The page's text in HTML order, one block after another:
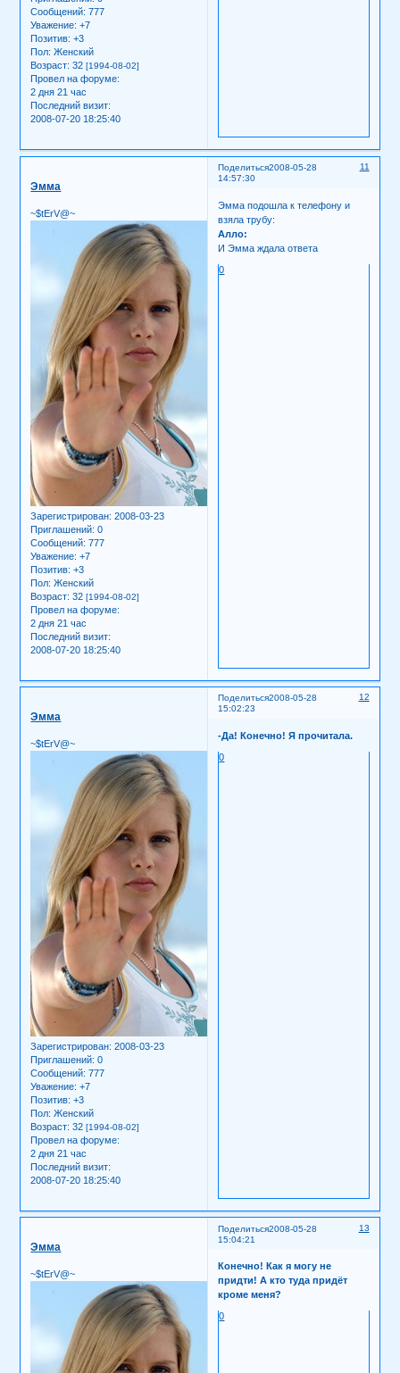
Сообщений: 777
Уважение: +7
Позитив: +3
Пол: Женский
Возраст: 32[1994-08-02]
Провел на форуме:
2 дня 21 час
Последний визит:
2008-07-20 18:25:40
Поделиться 11
2008-05-28
14:57:30
Эмма
~$tErV@~
Зарегистрирован: 2008-03-23
Приглашений: 0
Сообщений: 777
Уважение: +7
Позитив: +3
Пол: Женский
Возраст: 32[1994-08-02]
Провел на форуме:
2 дня 21 час
Последний визит:
2008-07-20 18:25:40
Эмма подошла к телефону и
взяла трубу:
Алло:
И Эмма ждала ответа
0
Поделиться 12
2008-05-28
15:02:23
Эмма
~$tErV@~
Зарегистрирован: 2008-03-23
Приглашений: 0
Сообщений: 777
Уважение: +7
Позитив: +3
Пол: Женский
Возраст: 32[1994-08-02]
Провел на форуме:
2 дня 21 час
Последний визит:
2008-07-20 18:25:40
-Да! Конечно! Я прочитала.
0
Поделиться 13
2008-05-28
15:04:21
Эмма
~$tErV@~
Конечно! Как я могу не
придти! А кто туда придёт
кроме меня?
0